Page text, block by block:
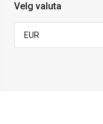
Velg valuta